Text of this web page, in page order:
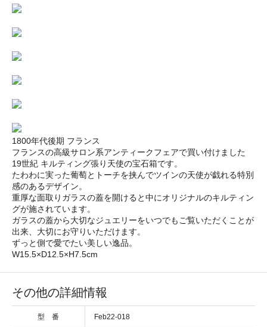
1800年代後期 フランス
フランスの高級サロン系アンティークフェアで買い付けました
19世紀 キルティング張り天使の宝石箱です。
たわわに実った葡萄とトーチを挟んでツインの天使が戯れる特別
感のあるデザイン。
重厚な面取りガラスの蓋を開けると中にオリジナルのキルティン
グが施されています。
ガラスの蓋から大切なジュエリーをいつでもご覧いただくことが
出来、大切にお守りいただけます。
ずっと側で愛でたい美しい逸品。
W15.5×D12.5×H7.5cm
その他の詳細情報
型 番 Feb22-018